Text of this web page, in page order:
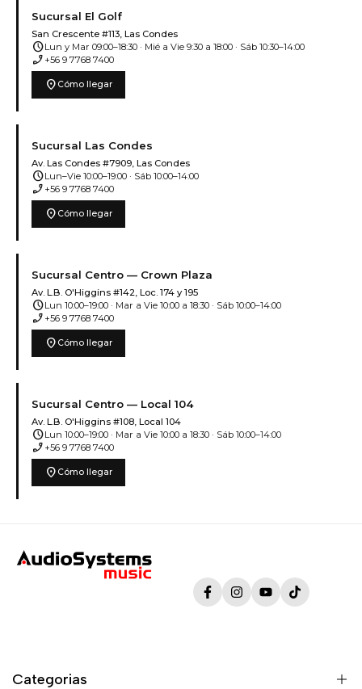
Sucursal El Golf
San Crescente #113, Las Condes
scheduleLun y Mar 09:00–18:30 · Mié a Vie 9:30 a 18:00 · Sáb 10:30–14:00
phone_enabled +56 9 7768 7400
location_on Cómo llegar
Sucursal Las Condes
Av. Las Condes #7909, Las Condes
scheduleLun–Vie 10:00–19:00 · Sáb 10:00–14:00
phone_enabled +56 9 7768 7400
location_on Cómo llegar
Sucursal Centro — Crown Plaza
Av. L.B. O'Higgins #142, Loc. 174 y 195
scheduleLun 10:00–19:00 · Mar a Vie 10:00 a 18:30 · Sáb 10:00–14:00
phone_enabled +56 9 7768 7400
location_on Cómo llegar
Sucursal Centro — Local 104
Av. L.B. O'Higgins #108, Local 104
scheduleLun 10:00–19:00 · Mar a Vie 10:00 a 18:30 · Sáb 10:00–14:00
phone_enabled +56 9 7768 7400
location_on Cómo llegar
FacebookInstagramYouTubeTikTok
Categorias